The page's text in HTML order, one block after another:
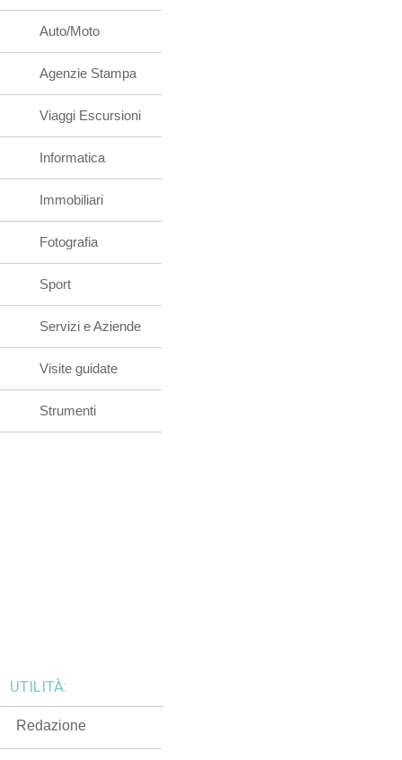
Auto/Moto
Agenzie Stampa
Viaggi Escursioni
Informatica
Immobiliari
Fotografia
Sport
Servizi e Aziende
Visite guidate
Strumenti
UTILITÀ:
Redazione